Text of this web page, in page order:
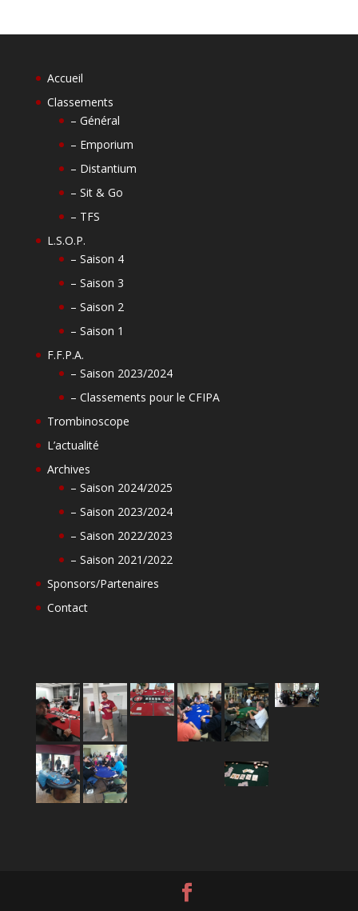
Accueil
Classements
– Général
– Emporium
– Distantium
– Sit & Go
– TFS
L.S.O.P.
– Saison 4
– Saison 3
– Saison 2
– Saison 1
F.F.P.A.
– Saison 2023/2024
– Classements pour le CFIPA
Trombinoscope
L’actualité
Archives
– Saison 2024/2025
– Saison 2023/2024
– Saison 2022/2023
– Saison 2021/2022
Sponsors/Partenaires
Contact